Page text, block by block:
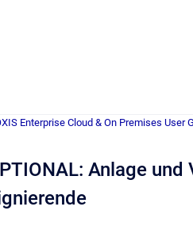
Enterprise Cloud & On Premises User
Anlage